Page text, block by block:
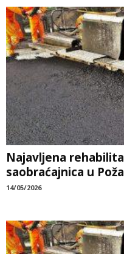
Najavljena
saobraćajnica u
14/05/2026